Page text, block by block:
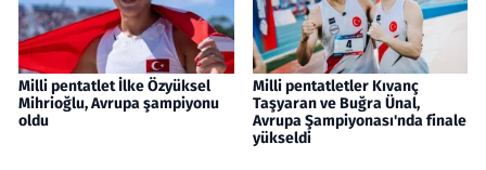
Milli pentatlet İlke Özyüksel
Mihrioğlu, Avrupa şampiyonu
oldu
Milli pentatletler Kıvanç
Taşyaran ve Buğra Ünal,
Avrupa Şampiyonası'nda finale
yükseldi